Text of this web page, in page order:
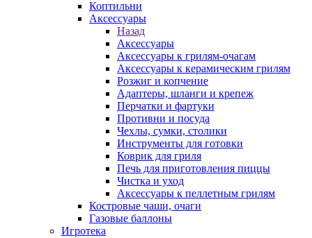
Коптильни
Аксессуары
Назад
Аксессуары
Аксессуары к грилям-очагам
Аксессуары к керамическим грилям
Розжиг и копчение
Адаптеры, шланги и крепеж
Перчатки и фартуки
Противни и посуда
Чехлы, сумки, столики
Инструменты для готовки
Коврик для гриля
Печь для приготовления пиццы
Чистка и уход
Аксессуары к пеллетным грилям
Костровые чаши, очаги
Газовые баллоны
Игротека